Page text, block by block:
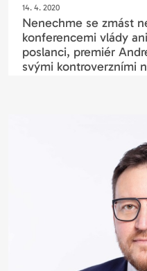
14. 4. 2020
Nenechme se zmást
konferencemi vlády
poslanci, premiér
svými kontroverzními